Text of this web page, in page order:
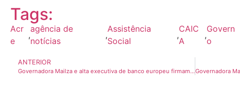
Tags:
Acr
e
,
agência de
notícias
,
Assistência
Social
,
CAIC
A
,
Govern
o
ANTERIOR
Governadora Mailza e alta executiva de banco europeu firmam compromisso em favor do povo acreano